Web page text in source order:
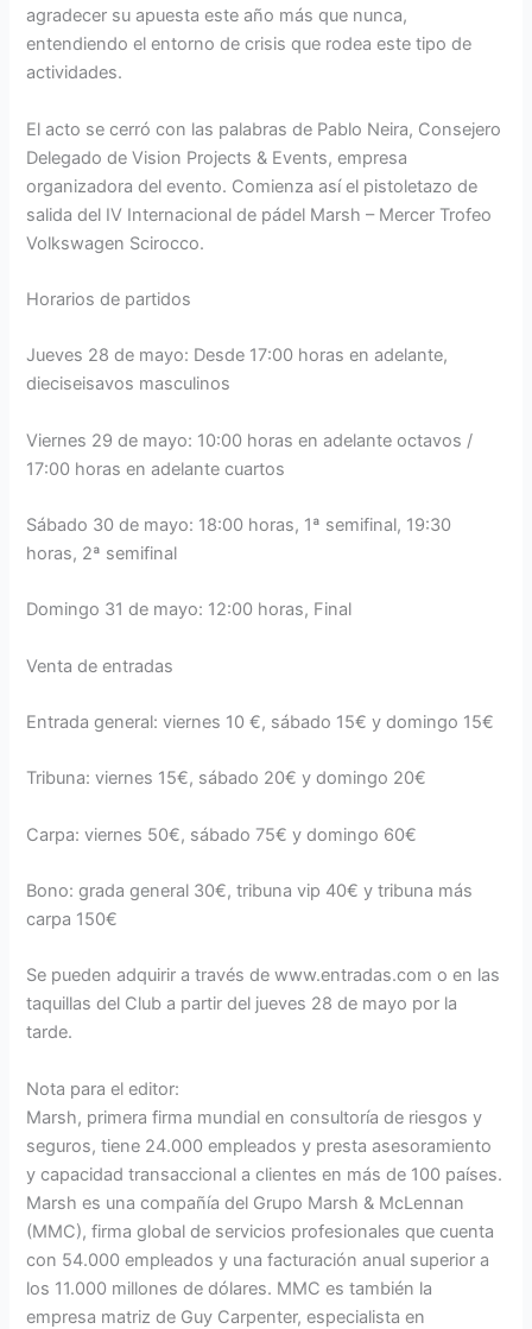
agradecer su apuesta este año más que nunca,
entendiendo el entorno de crisis que rodea este tipo de
actividades.
El acto se cerró con las palabras de Pablo Neira, Consejero
Delegado de Vision Projects & Events, empresa
organizadora del evento. Comienza así el pistoletazo de
salida del IV Internacional de pádel Marsh – Mercer Trofeo
Volkswagen Scirocco.
Horarios de partidos
Jueves 28 de mayo: Desde 17:00 horas en adelante,
dieciseisavos masculinos
Viernes 29 de mayo: 10:00 horas en adelante octavos /
17:00 horas en adelante cuartos
Sábado 30 de mayo: 18:00 horas, 1ª semifinal, 19:30
horas, 2ª semifinal
Domingo 31 de mayo: 12:00 horas, Final
Venta de entradas
Entrada general: viernes 10 €, sábado 15€ y domingo 15€
Tribuna: viernes 15€, sábado 20€ y domingo 20€
Carpa: viernes 50€, sábado 75€ y domingo 60€
Bono: grada general 30€, tribuna vip 40€ y tribuna más
carpa 150€
Se pueden adquirir a través de www.entradas.com o en las
taquillas del Club a partir del jueves 28 de mayo por la
tarde.
Nota para el editor:
Marsh, primera firma mundial en consultoría de riesgos y
seguros, tiene 24.000 empleados y presta asesoramiento
y capacidad transaccional a clientes en más de 100 países.
Marsh es una compañía del Grupo Marsh & McLennan
(MMC), firma global de servicios profesionales que cuenta
con 54.000 empleados y una facturación anual superior a
los 11.000 millones de dólares. MMC es también la
empresa matriz de Guy Carpenter, especialista en